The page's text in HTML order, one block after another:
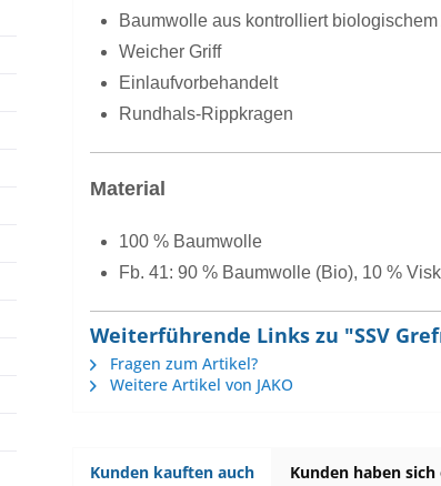
Baumwolle aus kontrolliert biologischem
Weicher Griff
Einlaufvorbehandelt
Rundhals-Rippkragen
Material
100 % Baumwolle
Fb. 41: 90 % Baumwolle (Bio), 10 %
Weiterführende Links zu "SSV
Fragen zum Artikel?
Weitere Artikel von JAKO
Kunden kauften auch Kunden haben